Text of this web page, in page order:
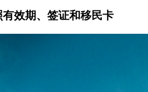
效期、签证和移民卡